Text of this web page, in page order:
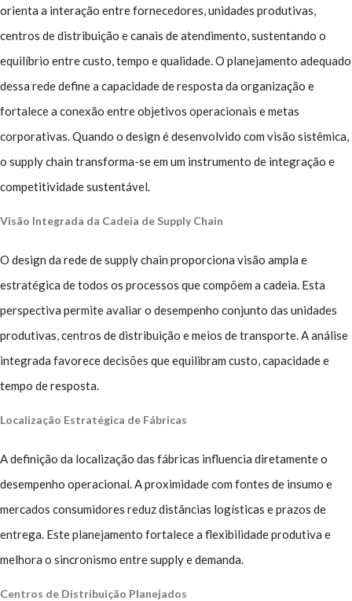
orienta a interação entre fornecedores, unidades produtivas,
centros de distribuição e canais de atendimento, sustentando o
equilíbrio entre custo, tempo e qualidade. O planejamento adequado
dessa rede define a capacidade de resposta da organização e
fortalece a conexão entre objetivos operacionais e metas
corporativas. Quando o design é desenvolvido com visão sistêmica,
o supply chain transforma-se em um instrumento de integração e
competitividade sustentável.
Visão Integrada da Cadeia de Supply Chain
O design da rede de supply chain proporciona visão ampla e
estratégica de todos os processos que compõem a cadeia. Esta
perspectiva permite avaliar o desempenho conjunto das unidades
produtivas, centros de distribuição e meios de transporte. A análise
integrada favorece decisões que equilibram custo, capacidade e
tempo de resposta.
Localização Estratégica de Fábricas
A definição da localização das fábricas influencia diretamente o
desempenho operacional. A proximidade com fontes de insumo e
mercados consumidores reduz distâncias logísticas e prazos de
entrega. Este planejamento fortalece a flexibilidade produtiva e
melhora o sincronismo entre supply e demanda.
Centros de Distribuição Planejados